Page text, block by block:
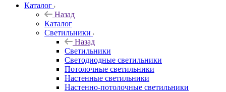
Каталог
Назад
Каталог
Светильники
Назад
Светильники
Светодиодные светильники
Потолочные светильники
Настенные светильники
Настенно-потолочные светильники